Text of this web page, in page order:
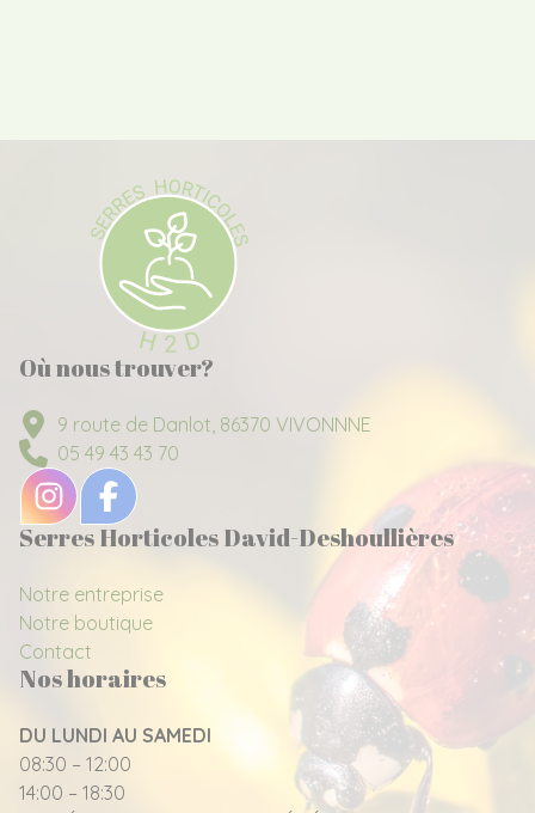
Où nous trouver?
9 route de Danlot, 86370 VIVONNNE
05 49 43 43 70
Serres Horticoles David-Deshoullières
Notre entreprise
Notre boutique
Contact
Nos horaires
DU LUNDI AU SAMEDI
08:30 – 12:00
14:00 – 18:30